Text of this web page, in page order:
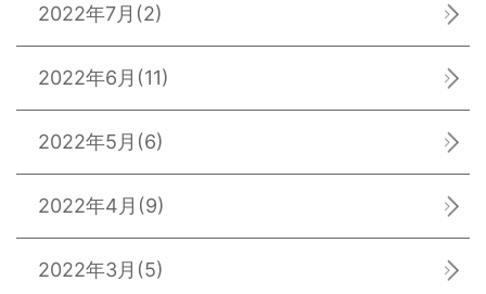
2022年7月 (2)
2022年6月 (11)
2022年5月 (6)
2022年4月 (9)
2022年3月 (5)